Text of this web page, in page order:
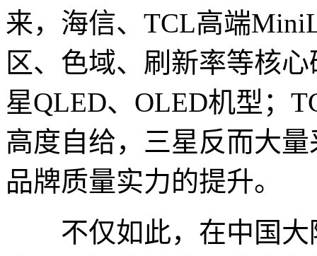
来，海信、TCL高端
区、色域、刷新率等核
星QLED、OLED机型；
高度自给，三星反而大
品牌质量实力的提升。
不仅如此，在中国大